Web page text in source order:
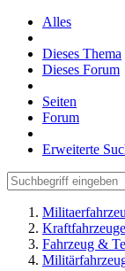
Alles
Dieses Thema
Dieses Forum
Seiten
Forum
Erweiterte
Kraftfahrzeuge
Fahrzeug &